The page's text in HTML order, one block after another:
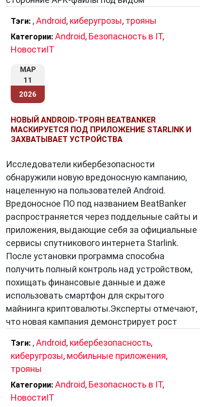
Классификация троянов
С развитием технологий трояны стали
делиться на множество подтипов в
распространённые из них:
Backdoor-трояны
злоумышленник может управлять
компьютером как своим собственным.
устройство другие вредоносные
программы.
Trojan-Spy — отслеживает действия
пользователя, включая нажатия клавиш,
содержимое буфера обмена и скриншоты.
Trojan-Banker — предназначен для кражи
банковских данных, включая логины, пароли
и данные карт.
Trojan-Ransom— блокирует систему или
шифрует файлы, требуя выкуп.
Trojan-Mailfinder— собирает адреса
электронной почты для последующих спам-
рассылок.
Trojan-DDoS— подключает заражённый
компьютер к ботнету для проведения атак
на сайты и серверы.
Каждый из этих типов может быть частью
сложной инфраструктуры, объединяющей
тысячи заражённых устройств по всему миру.
Тэги: ,Android, киберугрозы, трояны
Категории: Android, Безопасность в IT,
НовостиIT
МАР
11
2026
НОВЫЙ ANDROID-ТРОЯН BEATBANKER
МАСКИРУЕТСЯ ПОД ПРИЛОЖЕНИЕ STARLINK И
ЗАХВАТЫВАЕТ УСТРОЙСТВА
Исследователи кибербезопасности
обнаружили новую вредоносную кампанию,
нацеленную на пользователей Android.
Вредоносное ПО под названием BeatBanker
распространяется через поддельные сайты и
приложения, выдающие себя за официальные
сервисы спутникового интернета Starlink.
После установки программа способна
получить полный контроль над устройством,
похищать финансовые данные и даже
использовать смартфон для скрытого
майнинга криптовалюты.Эксперты отмечают,
что новая кампания демонстрирует рост
Тэги: ,Android, кибербезопасность,
киберугрозы, мобильные приложения,
трояны
Категории: Android, Безопасность в IT,
НовостиIT